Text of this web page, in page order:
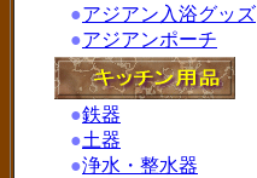
●アジアン入浴グッズ
●アジアンポーチ
●鉄器
●土器
●浄水・整水器